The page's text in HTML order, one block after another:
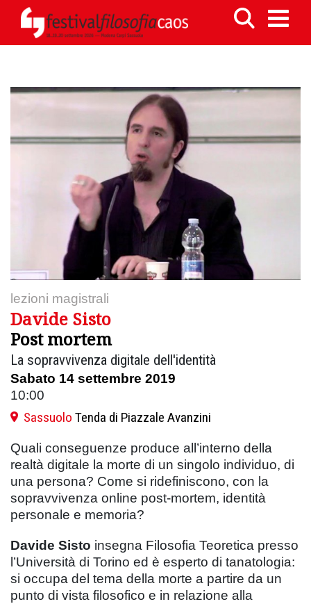
lezioni magistrali
Davide Sisto
Post mortem
La sopravvivenza digitale dell'identità
Sabato 14 settembre 2019
10:00
Sassuolo Tenda di Piazzale Avanzini
Quali conseguenze produce all’interno della
realtà digitale la morte di un singolo individuo, di
una persona? Come si ridefiniscono, con la
sopravvivenza online post-mortem, identità
personale e memoria?
Davide Sisto insegna Filosofia Teoretica presso
l’Università di Torino ed è esperto di tanatologia:
si occupa del tema della morte a partire da un
punto di vista filosofico e in relazione alla